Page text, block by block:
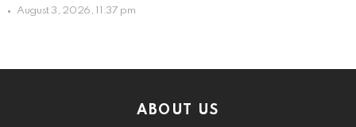
August 3, 2026, 11:37 pm
ABOUT US